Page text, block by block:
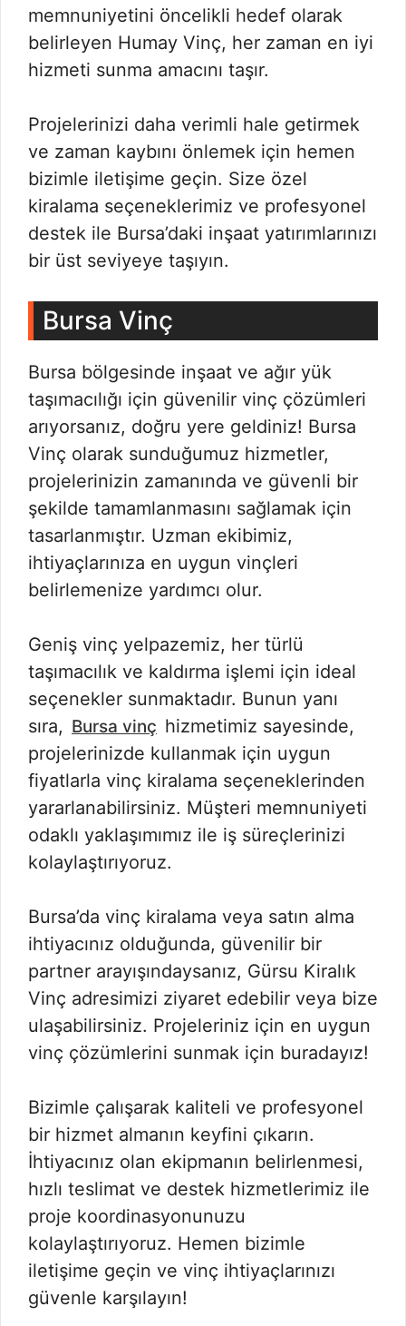
memnuniyetini öncelikli hedef olarak
belirleyen Humay Vinç, her zaman en iyi
hizmeti sunma amacını taşır.
Projelerinizi daha verimli hale getirmek
ve zaman kaybını önlemek için hemen
bizimle iletişime geçin. Size özel
kiralama seçeneklerimiz ve profesyonel
destek ile Bursa’daki inşaat yatırımlarınızı
bir üst seviyeye taşıyın.
Bursa Vinç
Bursa bölgesinde inşaat ve ağır yük
taşımacılığı için güvenilir vinç çözümleri
arıyorsanız, doğru yere geldiniz! Bursa
Vinç olarak sunduğumuz hizmetler,
projelerinizin zamanında ve güvenli bir
şekilde tamamlanmasını sağlamak için
tasarlanmıştır. Uzman ekibimiz,
ihtiyaçlarınıza en uygun vinçleri
belirlemenize yardımcı olur.
Geniş vinç yelpazemiz, her türlü
taşımacılık ve kaldırma işlemi için ideal
seçenekler sunmaktadır. Bunun yanı
sıra, Bursa vinç hizmetimiz sayesinde,
projelerinizde kullanmak için uygun
fiyatlarla vinç kiralama seçeneklerinden
yararlanabilirsiniz. Müşteri memnuniyeti
odaklı yaklaşımımız ile iş süreçlerinizi
kolaylaştırıyoruz.
Bursa’da vinç kiralama veya satın alma
ihtiyacınız olduğunda, güvenilir bir
partner arayışındaysanız, Gürsu Kiralık
Vinç adresimizi ziyaret edebilir veya bize
ulaşabilirsiniz. Projeleriniz için en uygun
vinç çözümlerini sunmak için buradayız!
Bizimle çalışarak kaliteli ve profesyonel
bir hizmet almanın keyfini çıkarın.
İhtiyacınız olan ekipmanın belirlenmesi,
hızlı teslimat ve destek hizmetlerimiz ile
proje koordinasyonunuzu
kolaylaştırıyoruz. Hemen bizimle
iletişime geçin ve vinç ihtiyaçlarınızı
güvenle karşılayın!